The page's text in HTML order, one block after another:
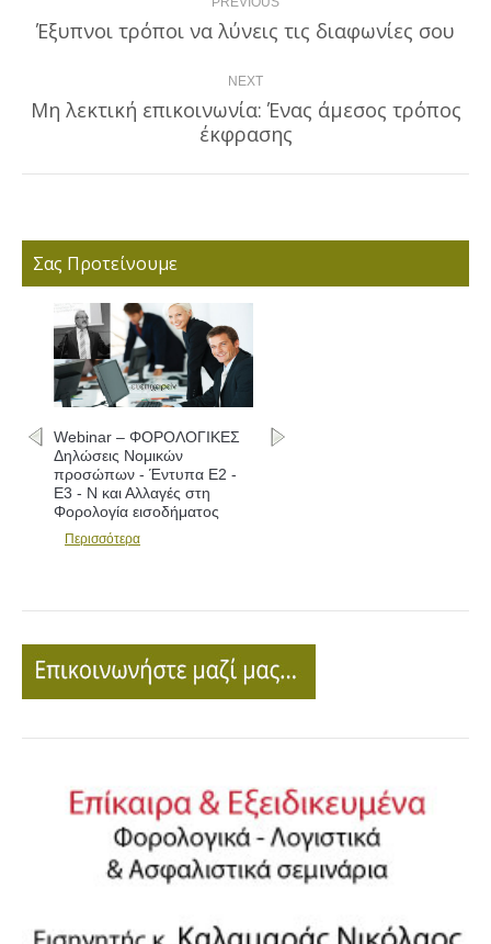
navigation
Previous
post:
Έξυπνοι τρόποι να λύνεις τις διαφωνίες σου
NEXT
Next
post:
Μη λεκτική επικοινωνία: Ένας άμεσος τρόπος
έκφρασης
Σας Προτείνουμε
Webinar – ΦΟΡΟΛΟΓΙΚΕΣ
Δηλώσεις Νομικών
προσώπων - Έντυπα Ε2 -
Ε3 - Ν και Αλλαγές στη
Φορολογία εισοδήματος
Περισσότερα